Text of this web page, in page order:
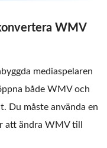
WMV
mediaspelaren
både WMV och
Du måste använda en
att ändra WMV till